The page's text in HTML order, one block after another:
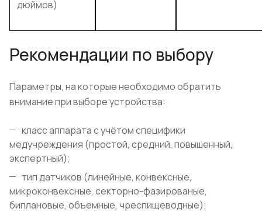
дюймов)
Рекомендации по выбору
Параметры, на которые необходимо обратить
внимание при выборе устройства:
класс аппарата с учётом специфики
медучреждения (простой, средний, повышенный,
экспертный);
тип датчиков (линейные, конвексные,
микроконвексные, секторно-фазированые,
биплановые, объемные, чреспищеводные);